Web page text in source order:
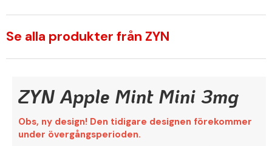
Se alla produkter från ZYN
ZYN Apple Mint Mini 3mg
Obs, ny design! Den tidigare designen förekommer
under övergångsperioden.